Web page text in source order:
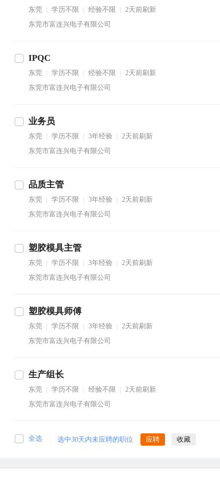
东莞 学历不限 经验不限
2天前刷新
东莞市富连兴电子有限公司
IPQC
东莞 学历不限 经验不限
2天前刷新
东莞市富连兴电子有限公司
业务员
东莞 学历不限 3年经验
2天前刷新
东莞市富连兴电子有限公司
品质主管
东莞 学历不限 3年经验
2天前刷新
东莞市富连兴电子有限公司
塑胶模具主管
东莞 学历不限 3年经验
2天前刷新
东莞市富连兴电子有限公司
塑胶模具师傅
东莞 学历不限 3年经验
2天前刷新
东莞市富连兴电子有限公司
生产组长
东莞 学历不限 经验不限
2天前刷新
东莞市富连兴电子有限公司
全选 选中30天内未应聘的职位 应聘 收藏